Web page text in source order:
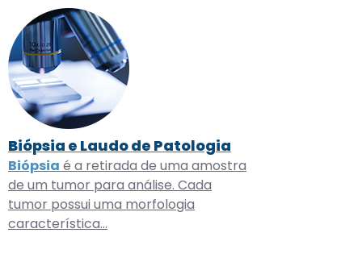
Biópsia e Laudo de Patologia
Biópsia é a retirada de uma amostra
de um tumor para análise. Cada
tumor possui uma morfologia
característica…